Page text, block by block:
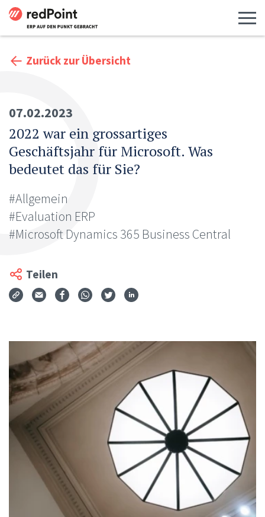
Zurück zur Übersicht
07.02.2023
2022 war ein grossartiges
Geschäftsjahr für Microsoft. Was
bedeutet das für Sie?
#Allgemein
#Evaluation ERP
#Microsoft Dynamics 365 Business Central
Teilen
Via Mail teilen
Auf Facebook teilen
Auf WhatsApp teilen
Auf Twitter teilen
Auf LinkedIn teilen